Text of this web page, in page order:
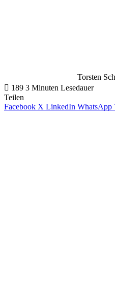
Torsten
189 3 Minuten Lesedauer
Teilen
Facebook X LinkedIn WhatsApp